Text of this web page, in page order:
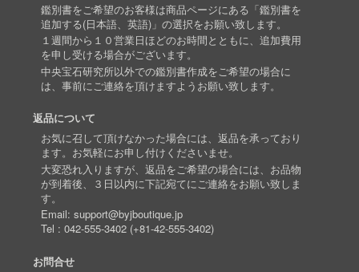
鑑別書をご希望のお客様は商品ページにある「鑑別書を
追加する(日本語、英語)」の選択をお願い致します。
１週間から１０営業日ほどのお時間とともに、追加費用
を申し受ける場合がございます。
中央宝石研究所以外での鑑別書作成をご希望の場合に
は、事前にご連絡を頂けますようお願い致します。
返品について
お気に召して頂けなかった場合には、返品を承っており
ます。お気軽にお申し付けくださいませ。
大変恐れ入りますが、返品をご希望の場合には、お品物
が到着後、３日以内に下記宛てにご連絡をお願い致しま
す。
Email: support@byjboutique.jp
Tel : 042-555-3402(+81-42-555-3402)
お問合せ